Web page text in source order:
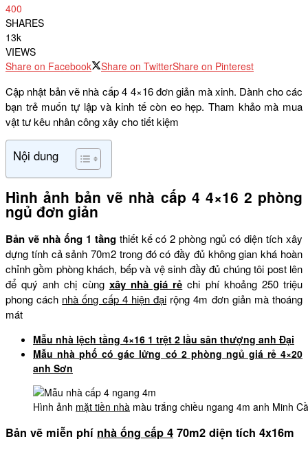
400
SHARES
13k
VIEWS
Share on Facebook
Share on TwitterShare on Pinterest
Cập nhật bản vẽ nhà cấp 4 4×16 đơn giản mà xinh. Dành cho các
bạn trẻ muốn tự lập và kinh tế còn eo hẹp. Tham khảo mà mua
vật tư kêu nhân công xây cho tiết kiệm
Nội dung
Hình ảnh bản vẽ nhà cấp 4 4×16 2 phòng
ngủ đơn giản
Bản vẽ nhà ống 1 tầng thiết kế có 2 phòng ngủ có diện tích xây
dựng tính cả sảnh 70m2 trong đó có đầy đủ không gian khá hoàn
chỉnh gồm phòng khách, bếp và vệ sinh đầy đủ chúng tôi post lên
để quý anh chị cùng xây nhà giá rẻ chi phí khoảng 250 triệu
phong cách nhà ống cấp 4 hiện đại rộng 4m đơn giản mà thoáng
mát
Mẫu nhà lệch tầng 4×16 1 trệt 2 lầu sân thượng anh Đại
Mẫu nhà phố có gác lửng có 2 phòng ngủ giá rẻ 4×20
anh Sơn
Hình ảnh mặt tiền nhà màu trắng chiều ngang 4m anh Minh
Bản vẽ miễn phí nhà ống cấp 4 70m2 diện tích 4x16m